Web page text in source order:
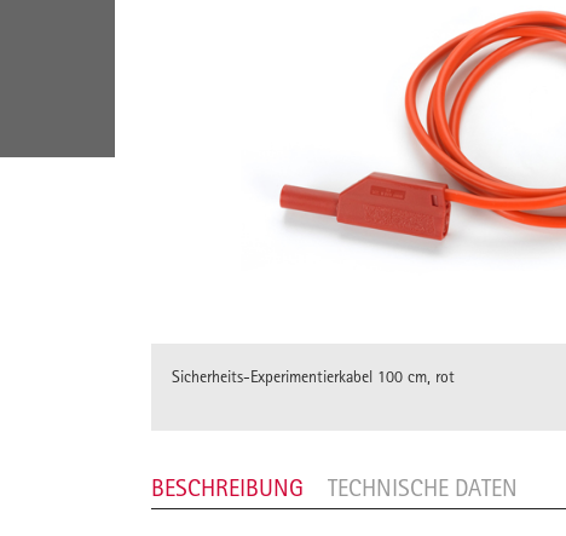
Sicherheits-Experimentierkabel 100 cm, rot
BESCHREIBUNG TECHNISCHE DATEN